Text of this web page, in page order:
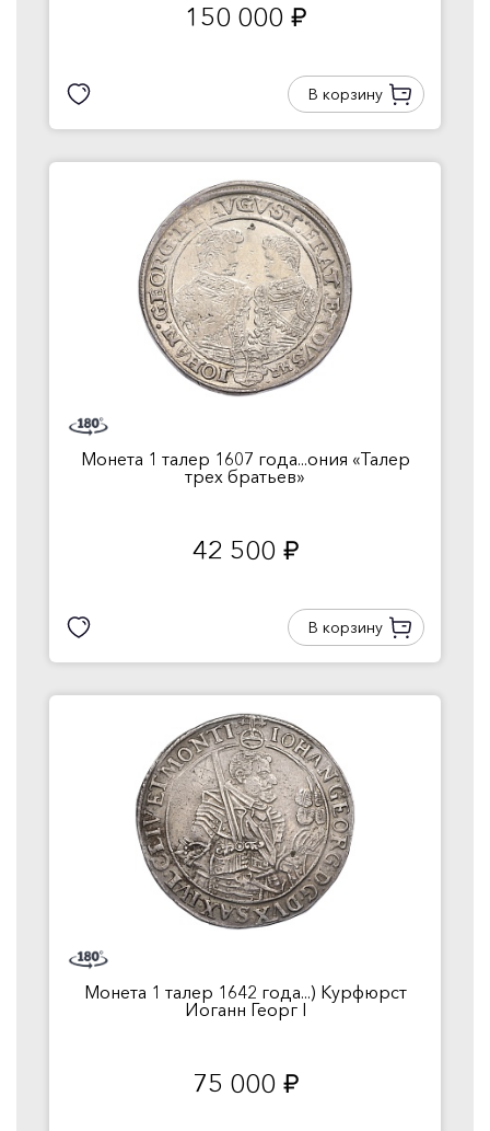
150 000 руб.
В корзину
Монета 1 талер 1607 года...ония «Талер
трех братьев»
42 500 руб.
В корзину
Монета 1 талер 1642 года...) Курфюрст
Иоганн Георг I
75 000 руб.